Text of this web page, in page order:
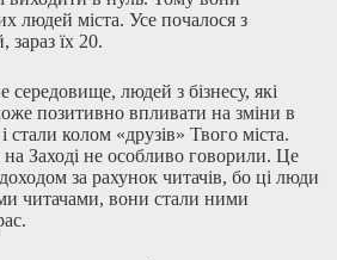
людей міста. Усе почалося з
їх 20.
людей з бізнесу, які
позитивно впливати на зміни в
стали колом «друзів» Твого міста.
Заході не особливо говорили. Це
за рахунок читачів, бо ці люди
читачами, вони стали ними